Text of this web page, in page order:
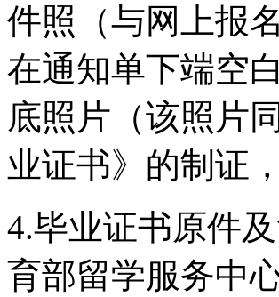
件照（与网上报
在通知单下端空
底照片（该照片
业证书》的制证
4.毕业证书原件
育部留学服务中